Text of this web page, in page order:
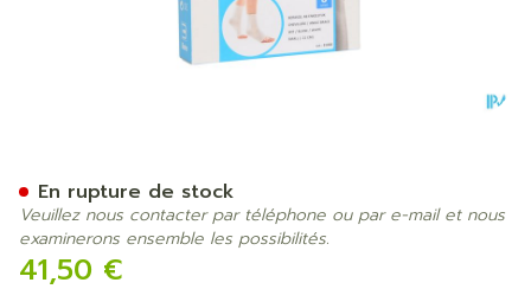
41,50 €
En rupture de stock
Veuillez nous contacter par téléphone ou par e-mail et nous
examinerons ensemble les possibilités.